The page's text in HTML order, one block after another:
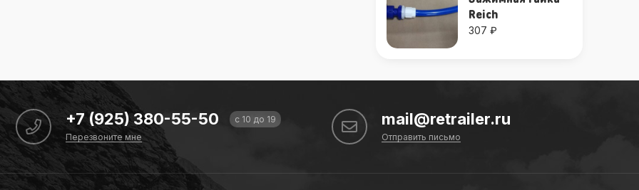
Reich
307 ₽
+7 (925) 380-55-50
с 10 до 19
Перезвоните мне
mail@retrailer.ru
Отправить письмо